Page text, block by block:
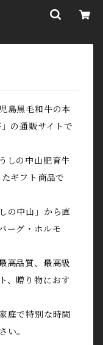
島黒毛和牛の本
の通販サイトで
しの中山肥育牛
ギフト商品で
の中山」から直
ーグ・ホルモ
高品質、最高級
、贈り物におす
庭で特別な時間
い。